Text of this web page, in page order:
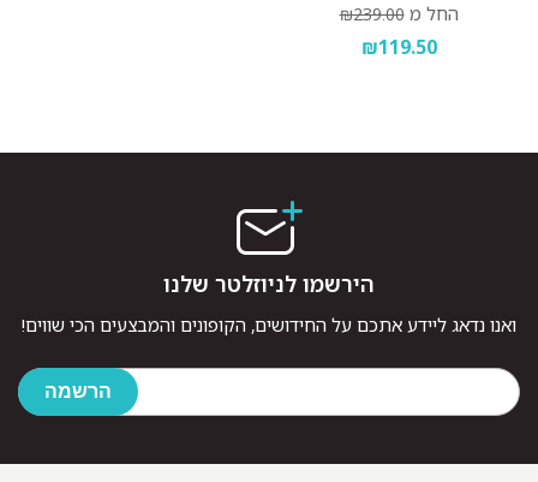
החל מ ₪239.00
₪119.50
הירשמו לניוזלטר שלנו
ואנו נדאג ליידע אתכם על החידושים, הקופונים והמבצעים הכי שווים!